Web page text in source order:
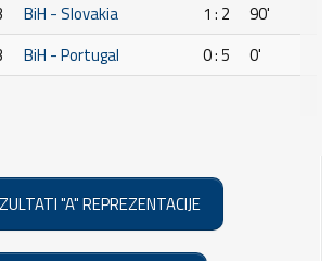
BiH - Slovakia 1 : 2
90'
BiH - Portugal 0 : 5 0'
"A" REPREZENTACIJE